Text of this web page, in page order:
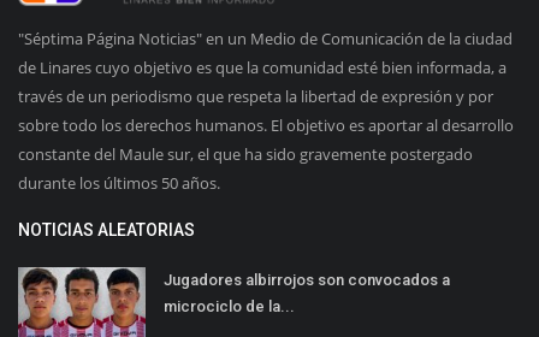
"Séptima Página Noticias" en un Medio de Comunicación de la ciudad
de Linares cuyo objetivo es que la comunidad esté bien informada, a
través de un periodismo que respeta la libertad de expresión y por
sobre todo los derechos humanos. El objetivo es aportar al desarrollo
constante del Maule sur, el que ha sido gravemente postergado
durante los últimos 50 años.
NOTICIAS ALEATORIAS
Jugadores albirrojos son convocados a
microciclo de la...